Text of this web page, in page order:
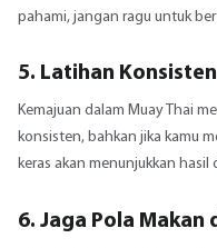
pahami, jangan ragu untuk
5. Latihan
Kemajuan dalam Muay Thai
konsisten, bahkan jika kamu
keras akan menunjukkan hasil
6. Jaga Pola Makan